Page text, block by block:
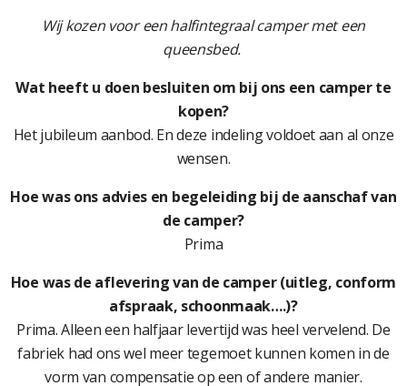
Wij kozen voor een halfintegraal camper met een
queensbed.
Wat heeft u doen besluiten om bij ons een camper te
kopen?
Het jubileum aanbod. En deze indeling voldoet aan al onze
wensen.
Hoe was ons advies en begeleiding bij de aanschaf van
de camper?
Prima
Hoe was de aflevering van de camper (uitleg, conform
afspraak, schoonmaak….)?
Prima. Alleen een halfjaar levertijd was heel vervelend. De
fabriek had ons wel meer tegemoet kunnen komen in de
vorm van compensatie op een of andere manier.